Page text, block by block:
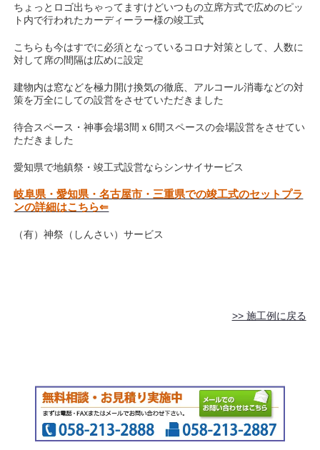
ちょっとロゴ出ちゃってますけどいつもの立席方式で広めのピッ
ト内で行われたカーディーラー様の竣工式
こちらも今はすでに必須となっているコロナ対策として、人数に
対して席の間隔は広めに設定
建物内は窓などを極力開け換気の徹底、アルコール消毒などの対
策を万全にしての設営をさせていただきました
待合スペース・神事会場3間ｘ6間スペースの会場設営をさせてい
ただきました
愛知県で地鎮祭・竣工式設営ならシンサイサービス
岐阜県・愛知県・名古屋市・三重県での竣工式のセットプラ
ンの詳細はこちら⇐
（有）神祭（しんさい）サービス
>> 施工例に戻る